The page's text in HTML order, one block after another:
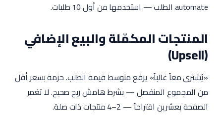
automate الطلب — استخدمها من أول 10 طلبات.
المنتجات المكمّلة والبيع الإضافي
(Upsell)
«يُشترى معاً غالباً» يرفع متوسط قيمة الطلب. حزمة بسعر أقل
من المجموع المنفصل — بشرط هامش ربح صحيح. لا تغمر
الصفحة بعشرين اقتراحاً — 2–4 منتجات ذات صلة.